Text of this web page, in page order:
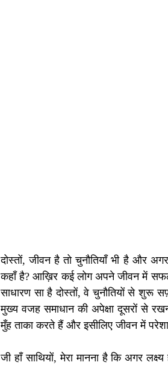
दोस्तों, जीवन है तो चुनौतियाँ भी है और
कहाँ है? आख़िर कई लोग अपने जीवन में सफल
साधारण सा है दोस्तों, वे चुनौतियों से शुरू
मुख्य वजह समाधान की अपेक्षा दूसरों से
मुँह ताका करते हैं और इसीलिए जीवन में
जी हाँ साथियों, मेरा मानना है कि अगर